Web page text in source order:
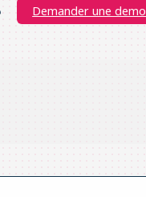
Demander une demo